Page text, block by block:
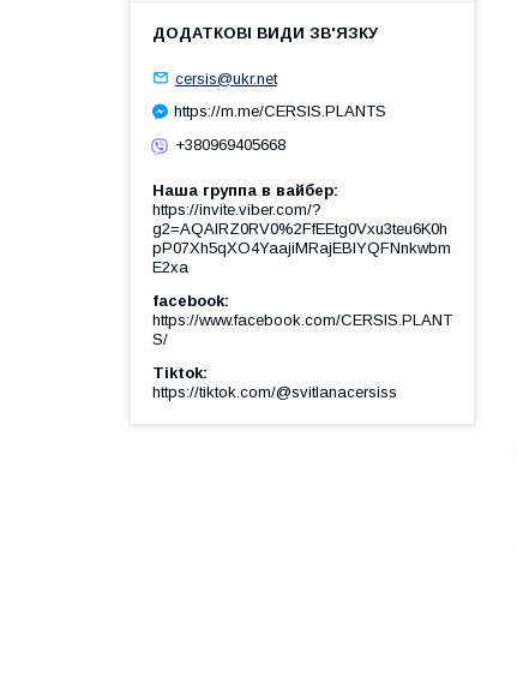
cersis@ukr.net
https://m.me/CERSIS.PLANTS
+380969405668
Наша группа в вайбер
https://invite.viber.com/?
g2=AQAIRZ0RV0%2FfEEtg0Vxu3teu6K0h
pP07Xh5qXO4YaajiMRajEBIYQFNnkwbm
E2xa
facebook
https://www.facebook.com/CERSIS.PLANT
S/
Tiktok
https://tiktok.com/@svitlanacersiss